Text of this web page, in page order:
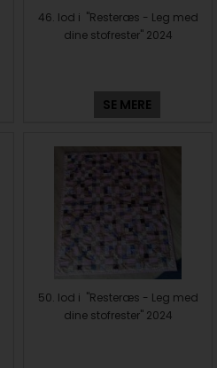
46. lod i "Resteræs - Leg med
dine stofrester" 2024
SE MERE
50. lod i "Resteræs - Leg med
dine stofrester" 2024